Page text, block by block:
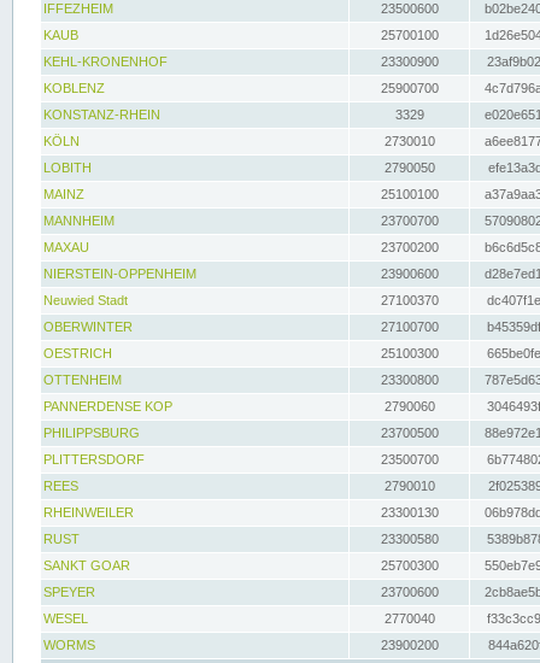
IFFEZHEIM
23500600
KAUB
25700100
KEHL-KRONENHOF
23300900
KOBLENZ
25900700
KONSTANZ-RHEIN
3329
KÖLN
2730010
LOBITH
2790050
MAINZ
25100100
MANNHEIM
23700700
MAXAU
23700200
NIERSTEIN-OPPENHEIM
23900600
Neuwied Stadt
27100370
OBERWINTER
27100700
OESTRICH
25100300
OTTENHEIM
23300800
PANNERDENSE KOP
2790060
PHILIPPSBURG
23700500
PLITTERSDORF
23500700
REES
2790010
RHEINWEILER
23300130
RUST
23300580
SANKT GOAR
25700300
SPEYER
23700600
WESEL
2770040
WORMS
23900200